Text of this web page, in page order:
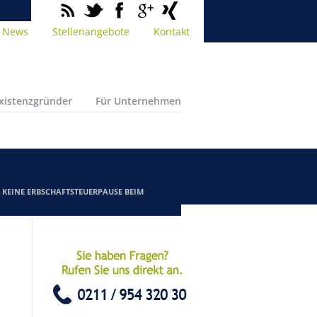
News Stellenangebote Kontakt
Für Unternehmen
KEINE ERBSCHAFTSTEUERPAUSE BEIM